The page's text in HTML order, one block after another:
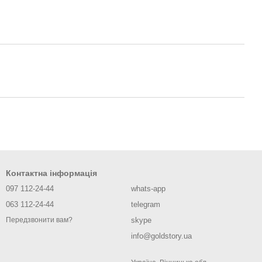
Контактна інформація
097 112-24-44
063 112-24-44
Передзвонити вам?
whats-app
telegram
skype
info@goldstory.ua